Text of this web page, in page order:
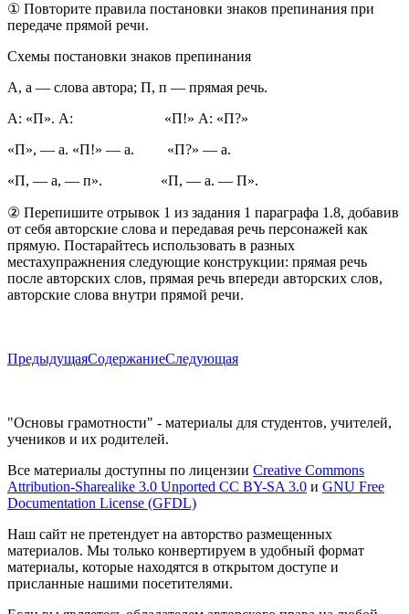
① Повторите правила постановки знаков препинания при
передаче прямой речи.
Схемы постановки знаков препинания
А, а — слова автора; П, п — прямая речь.
А: «П». А: «П!» А: «П?»
«П», — а. «П!» — а. «П?» — а.
«П, — а, — п». «П, — а. — П».
② Перепишите отрывок 1 из задания 1 параграфа 1.8, добавив
от себя авторские слова и передавая речь персонажей как
прямую. Постарайтесь использовать в разных
местахупражнения следующие конструкции: прямая речь
после авторских слов, прямая речь впереди авторских слов,
авторские слова внутри прямой речи.
ПредыдущаяСодержаниеСледующая
"Основы грамотности" - материалы для студентов, учителей,
учеников и их родителей.
Все материалы доступны по лицензии Creative Commons
Attribution-Sharealike 3.0 Unported CC BY-SA 3.0 и GNU Free
Documentation License (GFDL)
Наш сайт не претендует на авторство размещенных
материалов. Мы только конвертируем в удобный формат
материалы, которые находятся в открытом доступе и
присланные нашими посетителями.